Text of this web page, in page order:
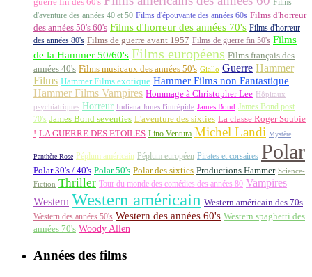
d'aventure des années 40 et 50 Films d'épouvante des années 60s Films d'horreur
des années 50's 60's Films d'horreur des années 70's Films d'horreur
des années 80's Films de guerre avant 1957 Films de guerre fin 50's Films
de la Hammer 50/60's Films européens Films français des
années 40's Films musicaux des années 50's Giallo Guerre Hammer
Films Hammer Films exotique Hammer Films non Fantastique
Hammer Films Vampires Hommage à Christopher Lee
Hôpitaux
psychiatriques Horreur Indiana Jones l'intrépide James Bond James Bond post
70's James Bond seventies L'aventure des sixties La classe Roger Soubie
! LA GUERRE DES ETOILES Lino Ventura Michel Landi Mystère
Panthère Rose Péplum américain Péplum européen Pirates et corsaires Polar
Polar 30's / 40's Polar 50's Polar des sixties Productions Hammer Science-
Fiction Thriller Tour du monde des comédies des années 80 Vampires
Western Western américain Western américain des 70s
Western des années 50's Western des années 60's Western spaghetti des
années 70's Woody Allen
Années des films